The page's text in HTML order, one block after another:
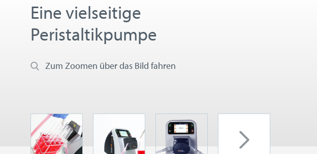
Eine vielseitige
Peristaltikpumpe
Zum Zoomen über das Bild fahren